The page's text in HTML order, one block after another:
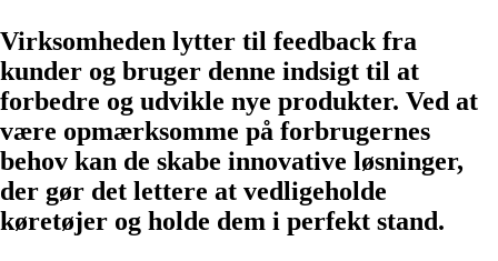
Virksomheden lytter til feedback fra
kunder og bruger denne indsigt til at
forbedre og udvikle nye produkter. Ved at
være opmærksomme på forbrugernes
behov kan de skabe innovative løsninger,
der gør det lettere at vedligeholde
køretøjer og holde dem i perfekt stand.